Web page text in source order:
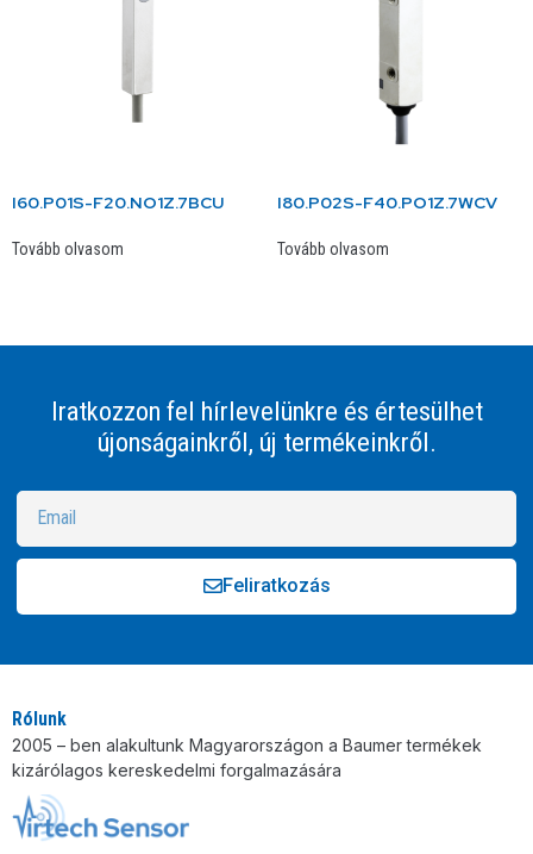
I60.P01S-F20.NO1Z.7BCU
Tovább olvasom
I80.P02S-F40.PO1Z.7WCV
Tovább olvasom
Iratkozzon fel hírlevelünkre és értesülhet
újonságainkről, új termékeinkről.
Feliratkozás
Rólunk
2005 – ben alakultunk Magyarországon a Baumer termékek
kizárólagos kereskedelmi forgalmazására